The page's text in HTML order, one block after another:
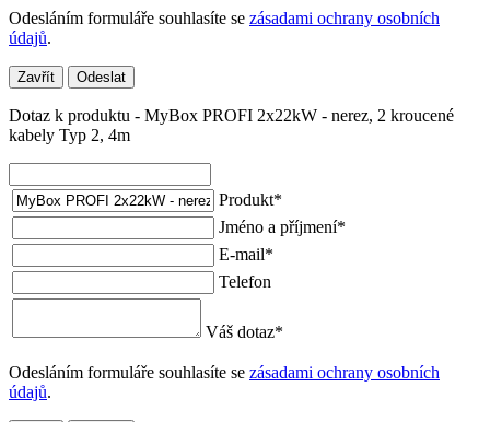
Odesláním formuláře souhlasíte se zásadami ochrany osobních
údajů.
Zavřít Odeslat
Dotaz k produktu - MyBox PROFI 2x22kW - nerez, 2 kroucené
kabely Typ 2, 4m
Produkt*
Jméno a příjmení*
E-mail*
Telefon
Váš dotaz*
Odesláním formuláře souhlasíte se zásadami ochrany osobních
údajů.